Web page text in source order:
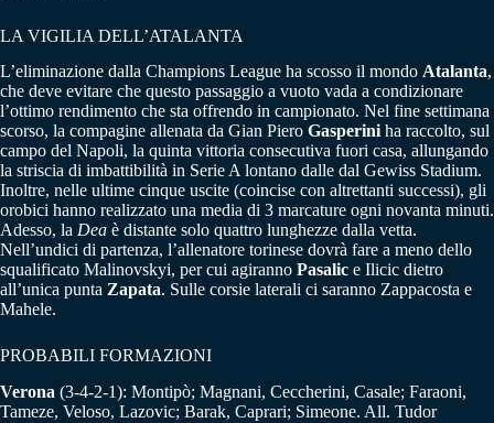
LA VIGILIA DELL’ATALANTA
L’eliminazione dalla Champions League ha scosso il mondo Atalanta,
che deve evitare che questo passaggio a vuoto vada a condizionare
l’ottimo rendimento che sta offrendo in campionato. Nel fine settimana
scorso, la compagine allenata da Gian Piero Gasperini ha raccolto, sul
campo del Napoli, la quinta vittoria consecutiva fuori casa, allungando
la striscia di imbattibilità in Serie A lontano dalle dal Gewiss Stadium.
Inoltre, nelle ultime cinque uscite (coincise con altrettanti successi), gli
orobici hanno realizzato una media di 3 marcature ogni novanta minuti.
Adesso, la Dea è distante solo quattro lunghezze dalla vetta.
Nell’undici di partenza, l’allenatore torinese dovrà fare a meno dello
squalificato Malinovskyi, per cui agiranno Pasalic e Ilicic dietro
all’unica punta Zapata. Sulle corsie laterali ci saranno Zappacosta e
Mahele.
PROBABILI FORMAZIONI
Verona (3-4-2-1): Montipò; Magnani, Ceccherini, Casale; Faraoni,
Tameze, Veloso, Lazovic; Barak, Caprari; Simeone. All. Tudor